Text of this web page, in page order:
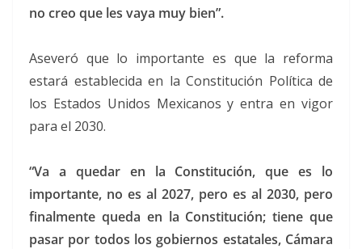
no creo que les vaya muy bien”.
Aseveró que lo importante es que la reforma
estará establecida en la Constitución Política de
los Estados Unidos Mexicanos y entra en vigor
para el 2030.
“Va a quedar en la Constitución, que es lo
importante, no es al 2027, pero es al 2030, pero
finalmente queda en la Constitución; tiene que
pasar por todos los gobiernos estatales, Cámara